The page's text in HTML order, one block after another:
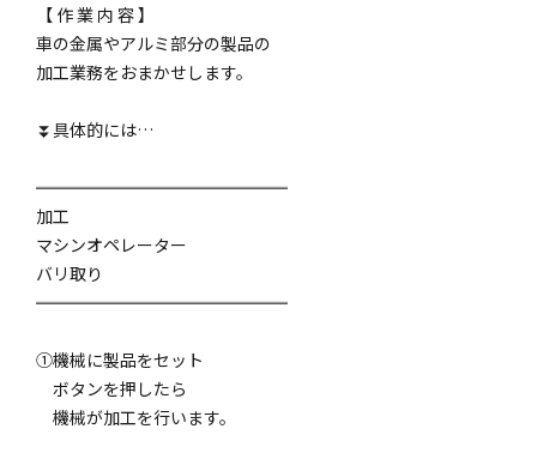
【 作 業 内 容 】
車の金属やアルミ部分の製品の
加工業務をおまかせします。
⏬️具体的には…
═══════════════
加工
マシンオペレーター
バリ取り
═══════════════
①機械に製品をセット
ボタンを押したら
機械が加工を行います。